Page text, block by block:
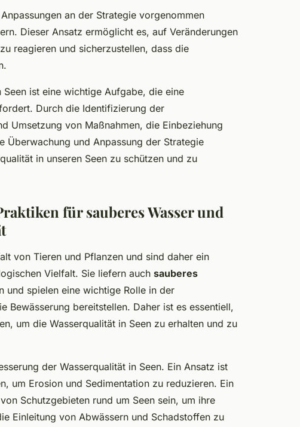
an der Strategie vorgenommen
Dieser Ansatz ermöglicht es, auf Veränderungen
reagieren und sicherzustellen, dass die
ist eine wichtige Aufgabe, die eine
Durch die Identifizierung der
Umsetzung von Maßnahmen, die Einbeziehung
Überwachung und Anpassung der Strategie
in unseren Seen zu schützen und zu
für sauberes Wasser und
von Tieren und Pflanzen und sind daher ein
Vielfalt. Sie liefern auch sauberes
und spielen eine wichtige Rolle in der
Bewässerung bereitstellen. Daher ist es essentiell,
um die Wasserqualität in Seen zu erhalten und zu
der Wasserqualität in Seen. Ein Ansatz ist
um Erosion und Sedimentation zu reduzieren. Ein
Schutzgebieten rund um Seen sein, um ihre
Einleitung von Abwässern und Schadstoffen zu